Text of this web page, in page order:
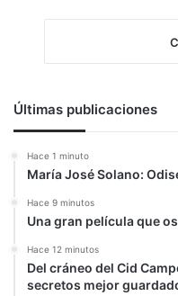
Últimas publicaciones
Hace 1 minuto
María José Solano:
Hace 9 minutos
Una gran película que
Hace 12 minutos
Del cráneo del Cid
secretos mejor